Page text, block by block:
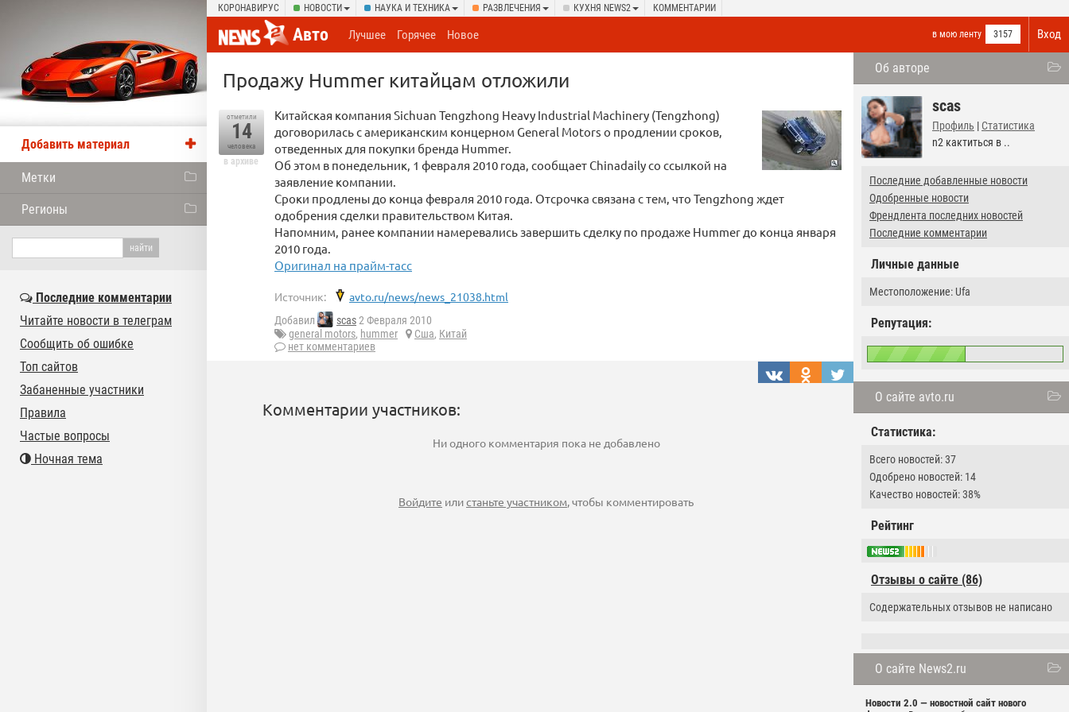
КОРОНАВИРУС НОВОСТИ НАУКА И ТЕХНИКА РАЗВЛЕЧЕНИЯ КУХНЯ NEWS2 КОММЕНТАРИИ
Вход
Авто в мою ленту 3157
Лучшее Горячее Новое
Об авторе
scas
Профиль | Статистика
n2 кактиться в ..
Последние добавленные новости
Одобренные новости
Френдлента последних новостей
Последние комментарии
Личные данные
Местоположение: Ufa
Репутация:
О сайте avto.ru
Статистика:
Всего новостей: 37
Одобрено новостей: 14
Качество новостей: 38%
Рейтинг
Отзывы о сайте (86)
Содержательных отзывов не написано
О сайте News2.ru
Новости 2.0 — новостной сайт нового
Продажу Hummer китайцам отложили
отметили
14
человека
в архиве
Китайская компания Sichuan Tengzhong Heavy Industrial Machinery (Tengzhong)
договорилась с американским концерном General Motors о продлении сроков,
отведенных для покупки бренда Hummer.
Об этом в понедельник, 1 февраля 2010 года, сообщает Сhinadaily со ссылкой на
заявление компании.
Сроки продлены до конца февраля 2010 года. Отсрочка связана с тем, что Tengzhong ждет
одобрения сделки правительством Китая.
Напомним, ранее компании намеревались завершить сделку по продаже Hummer до конца января
2010 года.
Оригинал на прайм-тасс
Источник: avto.ru/news/news_21038.html
Добавил scas2 Февраля 2010
general motors, hummer Сша, Китай
нет комментариев
Комментарии участников:
Ни одного комментария пока не добавлено
Войдите илистаньте участником, чтобы комментировать
Добавить материал
Метки
Регионы
Последние комментарии
Читайте новости в телеграм
Сообщить об ошибке
Топ сайтов
Забаненные участники
Правила
Частые вопросы
Ночная тема